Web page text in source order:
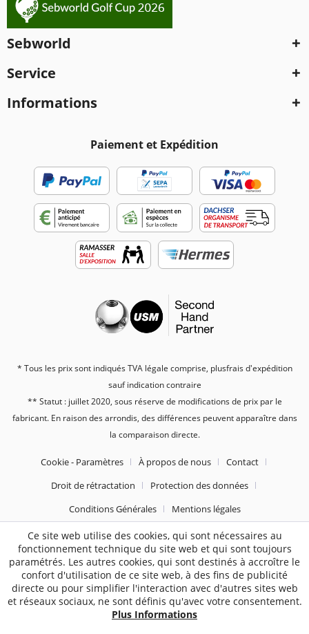
Sebworld
Service
Informations
Paiement et Expédition
* Tous les prix sont indiqués TVA légale comprise, plusfrais d'expédition
sauf indication contraire
** Statut : juillet 2020, sous réserve de modifications de prix par le
fabricant. En raison des arrondis, des différences peuvent apparaître dans
la comparaison directe.
Cookie - Paramètres À propos de nous
Contact
Droit de rétractation
Protection des données
Conditions Générales
Mentions légales
Sebworld
2187Bewertungen auf ProvenExpert.com
Ce site web utilise des cookies, qui sont nécessaires au
fonctionnement technique du site web et qui sont toujours
paramétrés. Les autres cookies, qui sont destinés à accroître le
confort d'utilisation de ce site web, à des fins de publicité
directe ou pour simplifier l'interaction avec d'autres sites web
et réseaux sociaux, ne sont définis qu'avec votre consentement.
Plus Informations